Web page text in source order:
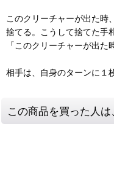
このクリーチャーが出た時
捨てる。こうして捨てた手
「このクリーチャーが出た
相手は、自身のターンに１
この商品を買った人